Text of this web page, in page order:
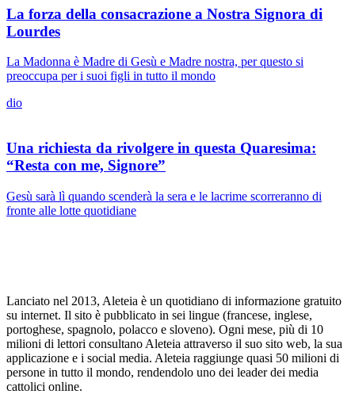
La forza della consacrazione a Nostra Signora di
Lourdes
La Madonna è Madre di Gesù e Madre nostra, per questo si
preoccupa per i suoi figli in tutto il mondo
dio
Una richiesta da rivolgere in questa Quaresima:
“Resta con me, Signore”
Gesù sarà lì quando scenderà la sera e le lacrime scorreranno di
fronte alle lotte quotidiane
Lanciato nel 2013, Aleteia è un quotidiano di informazione gratuito
su internet. Il sito è pubblicato in sei lingue (francese, inglese,
portoghese, spagnolo, polacco e sloveno). Ogni mese, più di 10
milioni di lettori consultano Aleteia attraverso il suo sito web, la sua
applicazione e i social media. Aleteia raggiunge quasi 50 milioni di
persone in tutto il mondo, rendendolo uno dei leader dei media
cattolici online.